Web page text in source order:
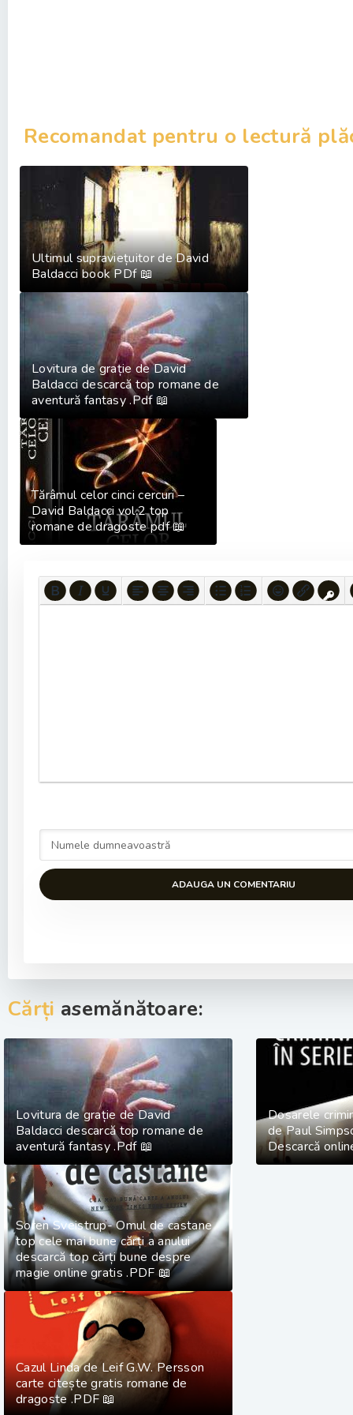
Recomandat pentru o lectură
Ultimul supraviețuitor de David
Baldacci book PDf 📖
Lovitura de grație de David
Baldacci descarcă top romane de
aventură fantasy .Pdf 📖
Tărâmul celor cinci cercuri –
David Baldacci vol.2 top
romane de dragoste pdf 📖
ADAUGA UN COMENTARIU
Cărți asemănătoare:
Lovitura de grație de David
Baldacci descarcă top romane de
aventură fantasy .Pdf 📖
Dosarele
de Paul
Descarcă
Soren Sveistrup- Omul de castane
top cele mai bune cărți a anului
descarcă top cărți bune despre
magie online gratis .PDF 📖
Cazul Linda de Leif G.W. Persson
carte citește gratis romane de
dragoste .PDF 📖